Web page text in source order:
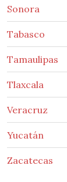
Sonora
Tabasco
Tamaulipas
Tlaxcala
Veracruz
Yucatán
Zacatecas